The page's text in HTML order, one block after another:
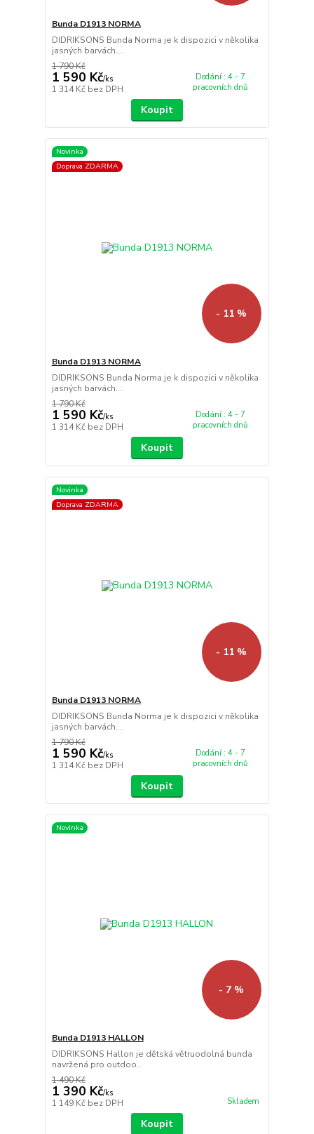
Bunda D1913 NORMA
DIDRIKSONS Bunda Norma je k dispozici v několika
jasných barvách....
1 790 Kč
1 590 Kč/ks
1 314 Kč bez DPH
Dodání : 4 - 7
pracovních dnů
Koupit
Novinka
Doprava ZDARMA
- 11 %
Bunda D1913 NORMA
DIDRIKSONS Bunda Norma je k dispozici v několika
jasných barvách....
1 790 Kč
1 590 Kč/ks
1 314 Kč bez DPH
Dodání : 4 - 7
pracovních dnů
Koupit
Novinka
Doprava ZDARMA
- 11 %
Bunda D1913 NORMA
DIDRIKSONS Bunda Norma je k dispozici v několika
jasných barvách....
1 790 Kč
1 590 Kč/ks
1 314 Kč bez DPH
Dodání : 4 - 7
pracovních dnů
Koupit
Novinka
- 7 %
Bunda D1913 HALLON
DIDRIKSONS Hallon je dětská větruodolná bunda
navržená pro outdoo...
1 490 Kč
1 390 Kč/ks
1 149 Kč bez DPH Skladem
Koupit